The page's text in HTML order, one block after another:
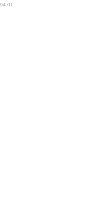
就任インタビュー